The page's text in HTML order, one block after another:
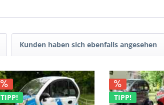
Kunden haben sich ebenfalls angesehen
TIPP! TIPP!